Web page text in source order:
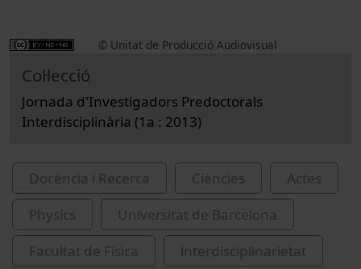
© Unitat de Producció Audiovisual
Col·lecció
Jornada d'Investigadors Predoctorals
Interdisciplinària (1a : 2013)
Docència i Recerca Ciències
Actes
Physics
Universitat de Barcelona
Facultat de Física
interdisciplinarietat